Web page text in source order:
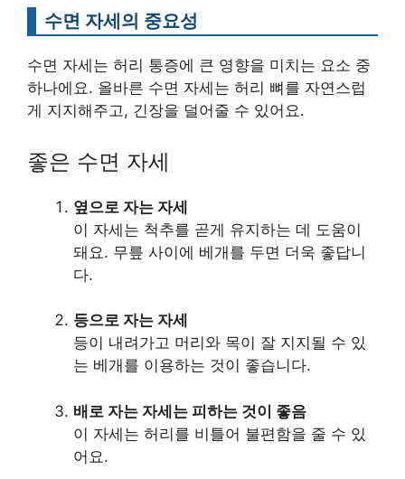
수면 자세의 중요성
수면 자세는 허리 통증에 큰 영향을 미치는 요소 중
하나에요. 올바른 수면 자세는 허리 뼈를 자연스럽
게 지지해주고, 긴장을 덜어줄 수 있어요.
좋은 수면 자세
옆으로 자는 자세
이 자세는 척추를 곧게 유지하는 데 도움이
돼요. 무릎 사이에 베개를 두면 더욱 좋답니
다.
등으로 자는 자세
등이 내려가고 머리와 목이 잘 지지될 수 있
는 베개를 이용하는 것이 좋습니다.
배로 자는 자세는 피하는 것이 좋음
이 자세는 허리를 비틀어 불편함을 줄 수 있
어요.